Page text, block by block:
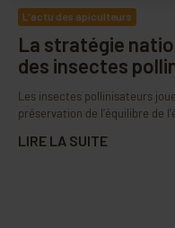
L'actu des apiculteurs
La stratégie
des insectes
Les insectes pollinisateurs
préservation de l’équilibre de
LIRE LA SUITE